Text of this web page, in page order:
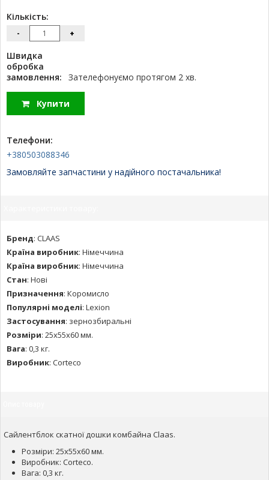
Кількість:
- +
Швидка
обробка
замовлення:
Зателефонуємо протягом 2 хв.
Купити
Телефони:
+380503088346
Замовляйте запчастини у надійного постачальника!
Бренд: CLAAS
Країна виробник: Німеччина
Країна виробник: Німеччина
Стан: Нові
Призначення: Коромисло
Популярні моделі: Lexion
Застосування: зернозбиральні
Розміри: 25х55х60 мм.
Вага: 0,3 кг.
Виробник: Corteco
Сайлентблок скатної дошки комбайна Claas.
Розміри: 25х55х60 мм.
Виробник: Corteco.
Вага: 0,3 кг.